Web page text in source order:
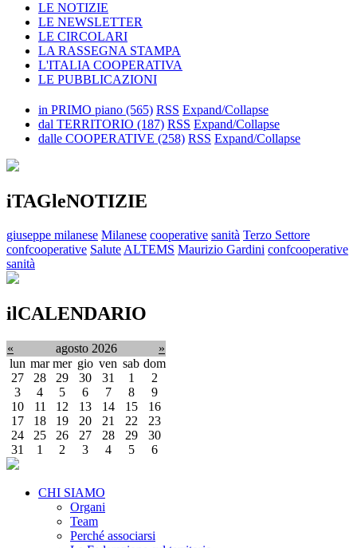
LE NOTIZIE
LE NEWSLETTER
LE CIRCOLARI
LA RASSEGNA STAMPA
L'ITALIA COOPERATIVA
LE PUBBLICAZIONI
in PRIMO piano (565) RSS Expand/Collapse
dal TERRITORIO (187) RSS Expand/Collapse
dalle COOPERATIVE (258) RSS Expand/Collapse
iTAGleNOTIZIE
giuseppe milanese Milanese cooperative sanità Terzo Settore
confcooperative Salute ALTEMS Maurizio Gardini confcooperative
sanità
ilCALENDARIO
« agosto 2026
»
lun mar mer gio ven sab dom
27
28 29 30 31 1
2
3
4 5 6 7 8
9
10
11 12 13 14 15
16
17
18 19 20 21 22
23
24
25 26 27 28 29
30
31
1 2 3 4 5 6
CHI SIAMO
Organi
Team
Perché associarsi